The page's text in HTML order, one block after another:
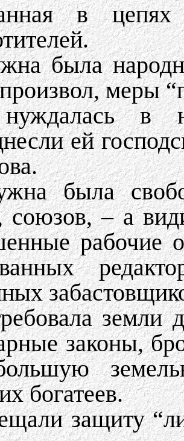
в
была
меры
в
ей
была
союзов, – а
рабочие
земли
законы,
богатеев.
защиту